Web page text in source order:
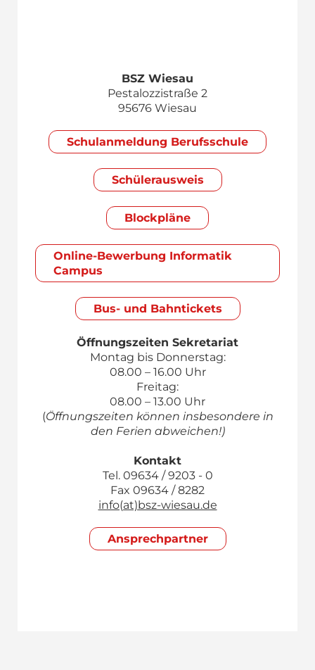
BSZ Wiesau
Pestalozzistraße 2
95676 Wiesau
Schul­anmeldung Berufsschule
Schülerausweis
Blockpläne
Online-Bewerbung Informatik
Campus
Bus- und Bahntickets
Öffnungszeiten Sekretariat
Montag bis Donnerstag:
08.00 – 16.00 Uhr
Freitag:
08.00 – 13.00 Uhr
(Öffnungszeiten können insbesondere in
den Ferien abweichen!)
Kontakt
Tel. 09634 / 9203 - 0
Fax 09634 / 8282
info(at)bsz-wiesau.de
Ansprech­partner